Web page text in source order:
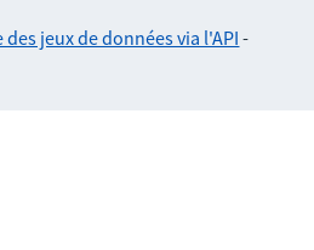
jeux de données via l'API -